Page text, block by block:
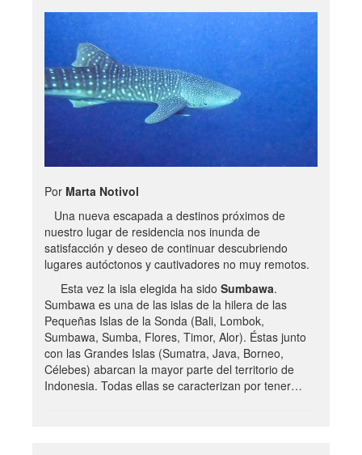
Por Marta Notivol
Una nueva escapada a destinos próximos de
nuestro lugar de residencia nos inunda de
satisfacción y deseo de continuar descubriendo
lugares autóctonos y cautivadores no muy remotos.
Esta vez la isla elegida ha sido Sumbawa.
Sumbawa es una de las islas de la hilera de las
Pequeñas Islas de la Sonda (Bali, Lombok,
Sumbawa, Sumba, Flores, Timor, Alor). Éstas junto
con las Grandes Islas (Sumatra, Java, Borneo,
Célebes) abarcan la mayor parte del territorio de
Indonesia. Todas ellas se caracterizan por tener…